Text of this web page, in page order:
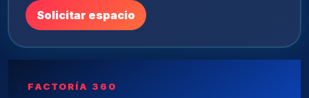
Solicitar espacio
FACTORÍA 360